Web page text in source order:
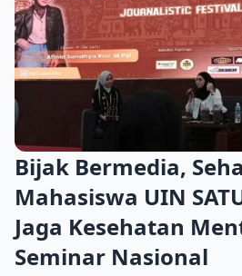
Bijak Bermedia,
Mahasiswa UIN
Jaga Kesehatan
Seminar Nasional